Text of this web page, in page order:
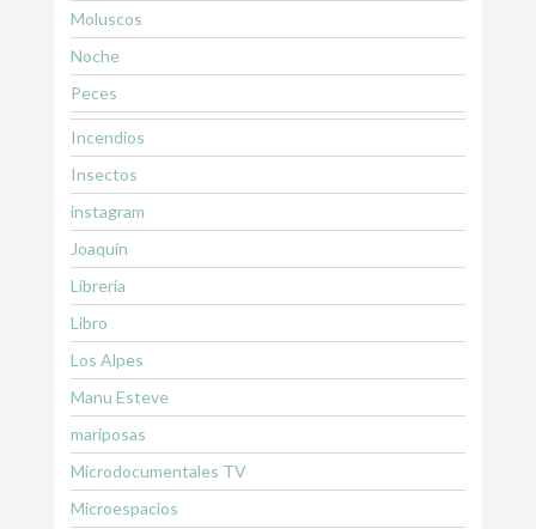
Moluscos
Noche
Peces
Incendios
Insectos
instagram
Joaquín
Librería
Libro
Los Alpes
Manu Esteve
mariposas
Microdocumentales TV
Microespacios